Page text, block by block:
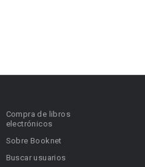
Compra de libros
electrónicos
Sobre Booknet
Buscar usuarios